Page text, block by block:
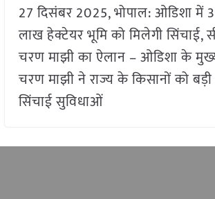
27 दिसंबर 2025, भोपाल: ओडिशा में
लाख हेक्टेयर भूमि को मिलेगी सिंचाई,
चरण माझी का ऐलान – ओडिशा के
चरण माझी ने राज्य के किसानों को
सिंचाई सुविधाओं